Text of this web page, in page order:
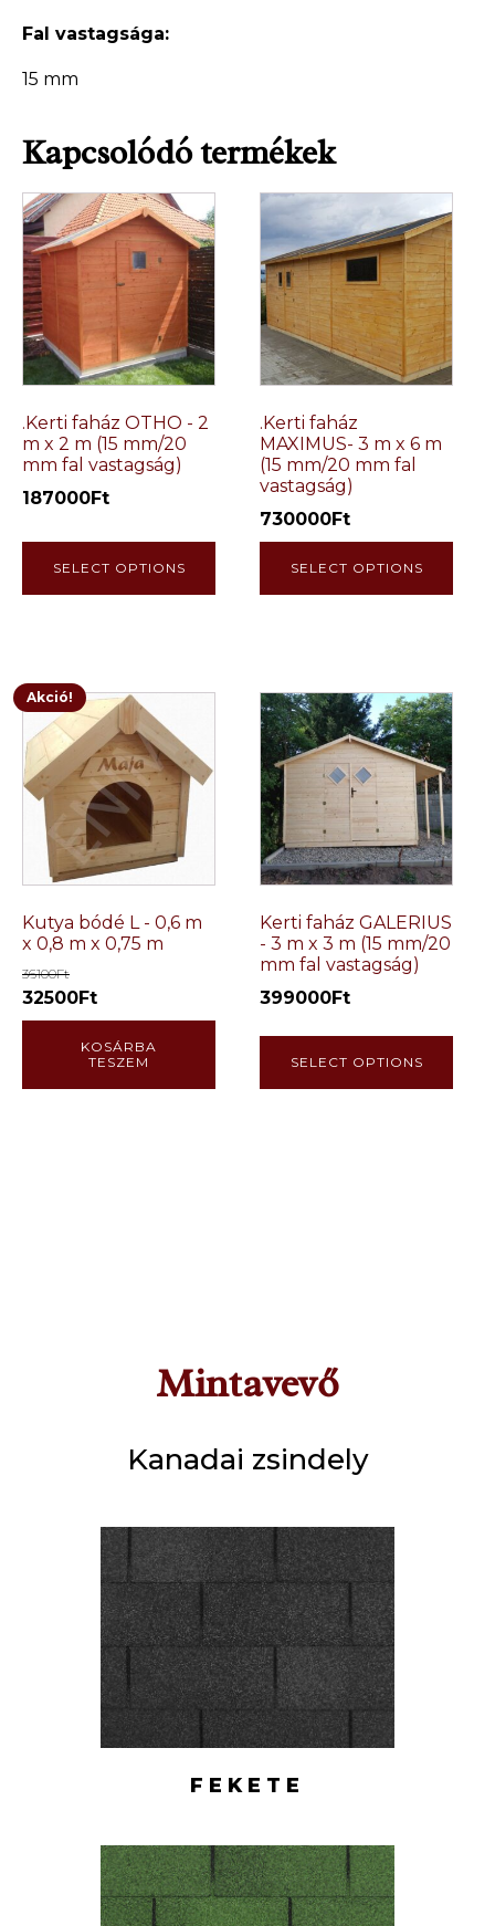
Fal vastagsága:
15 mm
Kapcsolódó termékek
.Kerti faház OTHO - 2
m x 2 m (15 mm/20
mm fal vastagság)
187000Ft
SELECT OPTIONS
.Kerti faház
MAXIMUS- 3 m x 6 m
(15 mm/20 mm fal
vastagság)
730000Ft
SELECT OPTIONS
Akció!
Kutya bódé L - 0,6 m
x 0,8 m x 0,75 m
36100Ft
32500Ft
KOSÁRBA
TESZEM
Kerti faház GALERIUS
- 3 m x 3 m (15 mm/20
mm fal vastagság)
399000Ft
SELECT OPTIONS
Mintavevő
Kanadai zsindely
FEKETE